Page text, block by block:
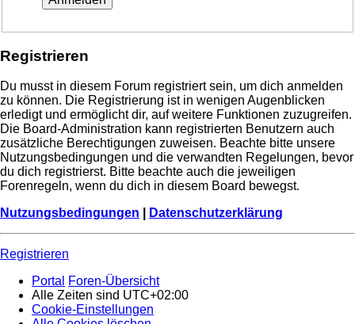
Registrieren
Du musst in diesem Forum registriert sein, um dich anmelden
zu können. Die Registrierung ist in wenigen Augenblicken
erledigt und ermöglicht dir, auf weitere Funktionen zuzugreifen.
Die Board-Administration kann registrierten Benutzern auch
zusätzliche Berechtigungen zuweisen. Beachte bitte unsere
Nutzungsbedingungen und die verwandten Regelungen, bevor
du dich registrierst. Bitte beachte auch die jeweiligen
Forenregeln, wenn du dich in diesem Board bewegst.
Nutzungsbedingungen
Datenschutzerklärung
Registrieren
Portal Foren-Übersicht
Alle Zeiten sind UTC+02:00
Cookie-Einstellungen